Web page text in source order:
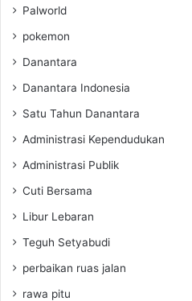
Palworld
pokemon
Danantara
Danantara Indonesia
Satu Tahun Danantara
Administrasi Kependudukan
Administrasi Publik
Cuti Bersama
Libur Lebaran
Teguh Setyabudi
perbaikan ruas jalan
rawa pitu